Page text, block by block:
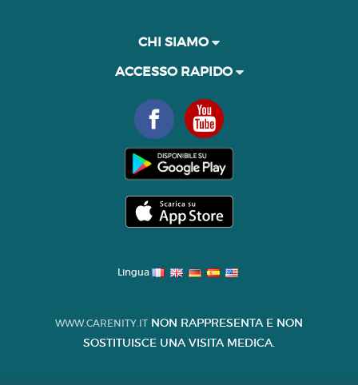
CHI SIAMO
ACCESSO RAPIDO
Lingua
WWW.CARENITY.IT NON RAPPRESENTA E NON
SOSTITUISCE UNA VISITA MEDICA.